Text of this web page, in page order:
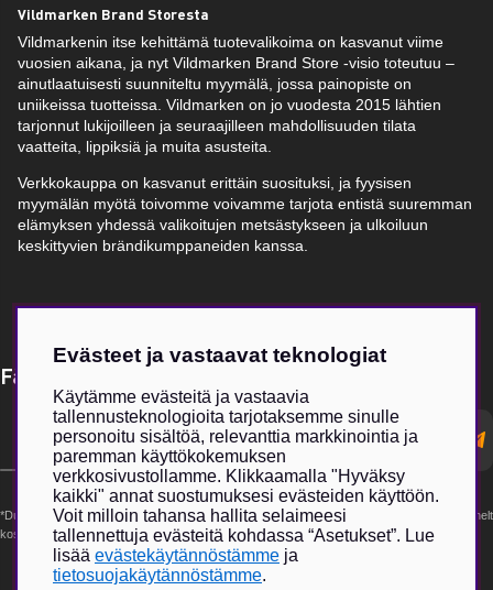
Vildmarken Brand Storesta
Vildmarkenin itse kehittämä tuotevalikoima on kasvanut viime
vuosien aikana, ja nyt Vildmarken Brand Store -visio toteutuu –
ainutlaatuisesti suunniteltu myymälä, jossa painopiste on
uniikeissa tuotteissa. Vildmarken on jo vuodesta 2015 lähtien
tarjonnut lukijoilleen ja seuraajilleen mahdollisuuden tilata
vaatteita, lippiksiä ja muita asusteita.
Verkkokauppa on kasvanut erittäin suosituksi, ja fyysisen
myymälän myötä toivomme voivamme tarjota entistä suuremman
elämyksen yhdessä valikoitujen metsästykseen ja ulkoiluun
keskittyvien brändikumppaneiden kanssa.
Få Magasin Vildmarken direkt till din e-post!*
postadress
*Du kan även få erbjudanden och nyheter från samarbetspartners. Din prenumeration är helt
kostnadsfri och kan avslutas när som helst.
Evästeet ja vastaavat teknologiat
Käytämme evästeitä ja vastaavia
tallennusteknologioita tarjotaksemme sinulle
personoitu sisältöä, relevanttia markkinointia ja
paremman käyttökokemuksen
verkkosivustollamme. Klikkaamalla "Hyväksy
kaikki" annat suostumuksesi evästeiden käyttöön.
Voit milloin tahansa hallita selaimeesi
tallennettuja evästeitä kohdassa “Asetukset”. Lue
lisää evästekäytännöstämme ja
tietosuojakäytännöstämme.